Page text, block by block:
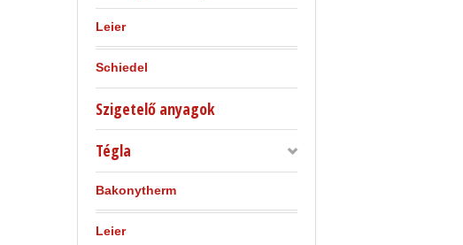
Leier
Schiedel
Szigetelő anyagok
Tégla
Bakonytherm
Leier